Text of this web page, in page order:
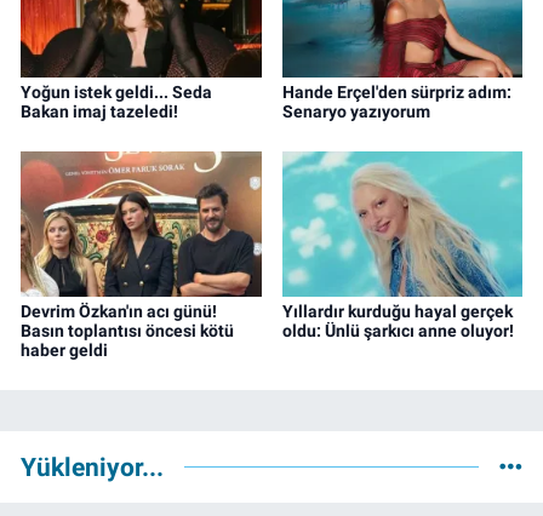
Yoğun istek geldi... Seda
Bakan imaj tazeledi!
Hande Erçel'den sürpriz adım:
Senaryo yazıyorum
Devrim Özkan'ın acı günü!
Basın toplantısı öncesi kötü
haber geldi
Yıllardır kurduğu hayal gerçek
oldu: Ünlü şarkıcı anne oluyor!
Yükleniyor...